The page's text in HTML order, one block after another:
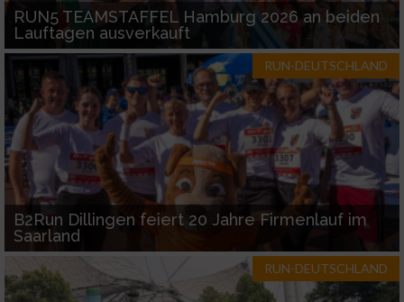
RUN5 TEAMSTAFFEL Hamburg 2026 an beiden
Lauftagen ausverkauft
RUN-DEUTSCHLAND
B2Run Dillingen feiert 20 Jahre Firmenlauf im
Saarland
RUN-DEUTSCHLAND